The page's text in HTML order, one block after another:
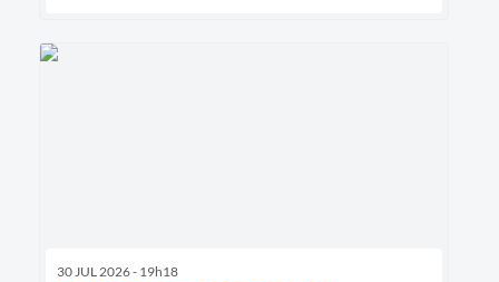
30 JUL 2026 - 19h18